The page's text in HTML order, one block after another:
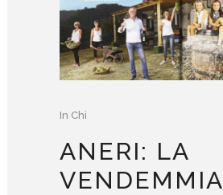
In Chi
ANERI: LA
VENDEMMIA